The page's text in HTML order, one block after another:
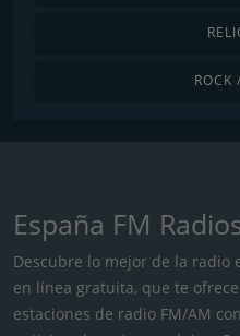
ROCK
España FM
Descubre lo mejor de la radio
en línea gratuita, que te
estaciones de radio FM/AM